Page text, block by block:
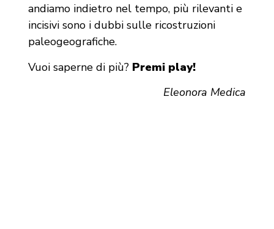
andiamo indietro nel tempo, più rilevanti e
incisivi sono i dubbi sulle ricostruzioni
paleogeografiche.
Vuoi saperne di più? Premi play!
Eleonora Medica